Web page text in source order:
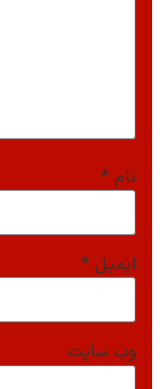
نام *
ایمیل *
وب‌ سایت